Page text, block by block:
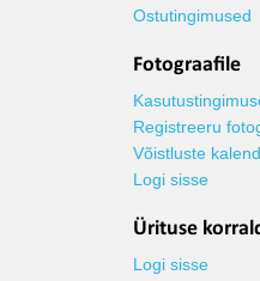
Ostutingimused
Fotograafile
Registreeru
Võistluste
Logi sisse
Ürituse
Logi sisse